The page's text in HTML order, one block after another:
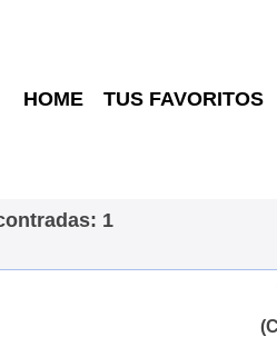
HOME TUS FAVORITOS
1